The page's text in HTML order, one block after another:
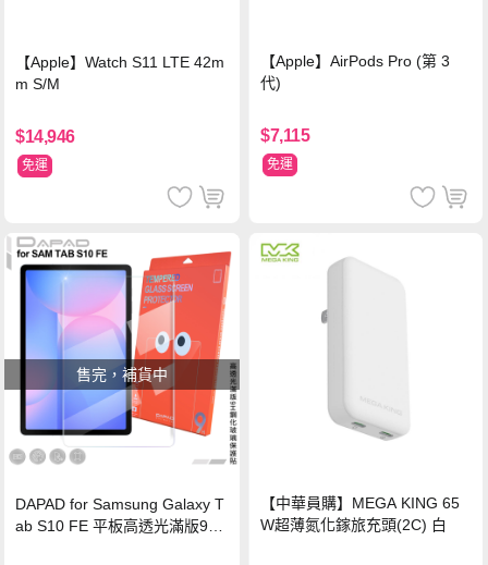
【Apple】Watch S11 LTE 42m
m S/M
$14,946
免運
【Apple】AirPods Pro (第 3
代)
$7,115
免運
售完，補貨中
DAPAD for Samsung Galaxy T
ab S10 FE 平板高透光滿版9H
【中華員購】MEGA KING 65
W超薄氮化鎵旅充頭(2C) 白